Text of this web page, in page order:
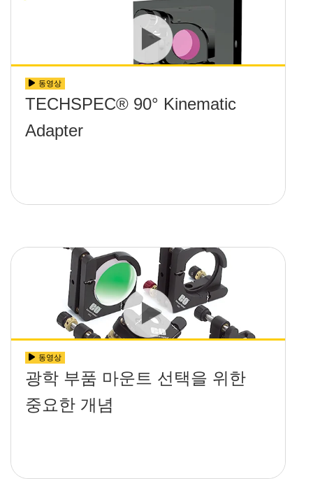
동영상
TECHSPEC® 90° Kinematic
Adapter
동영상
광학 부품 마운트 선택을 위한
중요한 개념